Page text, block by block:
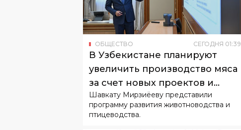
ОБЩЕСТВО СЕГОДНЯ 01:39
В Узбекистане планируют
увеличить производство мяса
за счет новых проектов и
импорта
Шавкату Мирзиёеву представили
программу развития животноводства и
птицеводства.